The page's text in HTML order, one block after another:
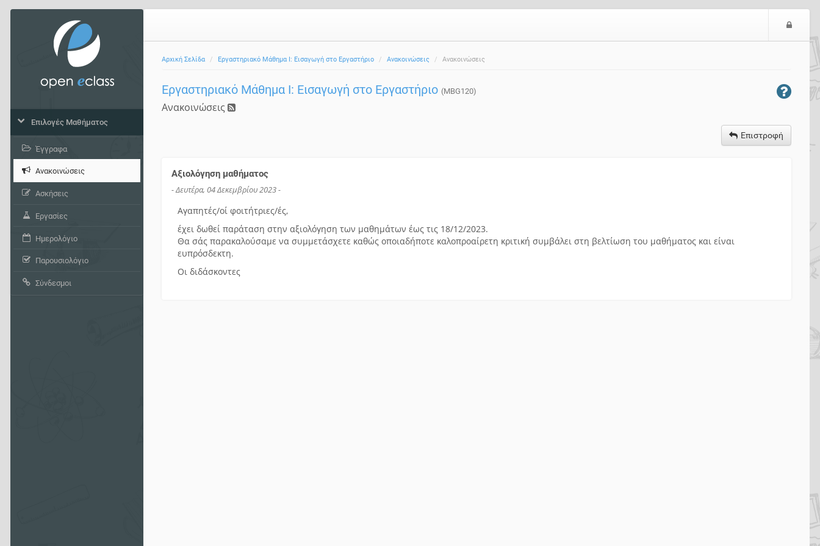
Αρχική Σελίδα Εργαστηριακό Μάθημα Ι: Εισαγωγή στο Εργαστήριο Ανακοινώσεις Ανακοινώσεις
Εργαστηριακό Μάθημα Ι: Εισαγωγή στο Εργαστήριο (MBG120)
Ανακοινώσεις
Επιστροφή
Αξιολόγηση μαθήματος
- Δευτέρα, 04 Δεκεμβρίου 2023 -
Αγαπητές/οί φοιτήτριες/ές,
έχει δωθεί παράταση στην αξιολόγηση των μαθημάτων έως τις 18/12/2023.
Θα σάς παρακαλούσαμε να συμμετάσχετε καθώς οποιαδήποτε καλοπροαίρετη κριτική συμβάλει στη βελτίωση του μαθήματος και είναι
ευπρόσδεκτη.
Οι διδάσκοντες
Επιλογές Μαθήματος
Έγγραφα
Ανακοινώσεις
Ασκήσεις
Εργασίες
Ημερολόγιο
Παρουσιολόγιο
Σύνδεσμοι